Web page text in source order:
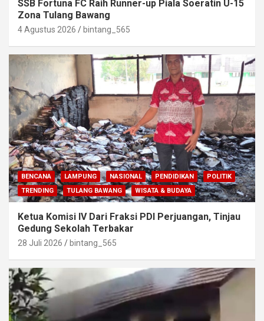
SSB Fortuna FC Raih Runner-up Piala Soeratin U-15
Zona Tulang Bawang
4 Agustus 2026 bintang_565
BENCANA LAMPUNG NASIONAL PENDIDIKAN
POLITIK
TRENDING
TULANG BAWANG WISATA & BUDAYA
Ketua Komisi IV Dari Fraksi PDI Perjuangan, Tinjau
Gedung Sekolah Terbakar
28 Juli 2026 bintang_565